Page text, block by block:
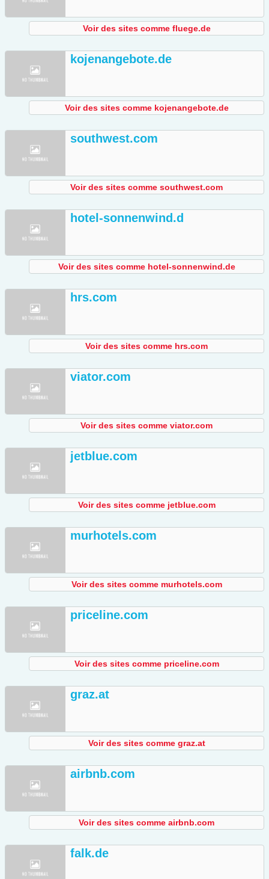
Voir des sites comme fluege.de
kojenangebote.de
Voir des sites comme kojenangebote.de
southwest.com
Voir des sites comme southwest.com
hotel-sonnenwind.d
Voir des sites comme hotel-sonnenwind.de
hrs.com
Voir des sites comme hrs.com
viator.com
Voir des sites comme viator.com
jetblue.com
Voir des sites comme jetblue.com
murhotels.com
Voir des sites comme murhotels.com
priceline.com
Voir des sites comme priceline.com
graz.at
Voir des sites comme graz.at
airbnb.com
Voir des sites comme airbnb.com
falk.de